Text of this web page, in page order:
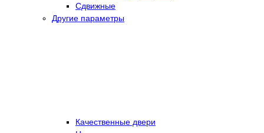
Сдвижные
Другие параметры
Качественные двери